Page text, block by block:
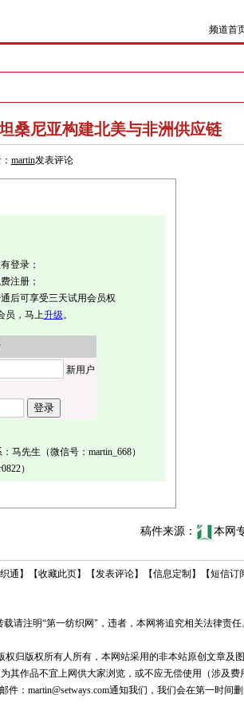
频道首
桑尼亚构建北美与非洲供应链
martin发表评论
登录；
注册；
通后可享受三天试用会员权
员，马上升级。
新用户
马先生（微信号：martin_668）
）
稿件来源： 本网
【短信订
【信息定制】
【发表评论】
【收藏此页】
通】
注明“第一纺织网"，违者，本网将追究相关法律责任
归版权所有人所有，本网站采用的非本站原创文章及
其作品不宜上网供大家浏览，或不应无偿使用（涉及费
：martin@setways.com通知我们，我们会在第一时间删